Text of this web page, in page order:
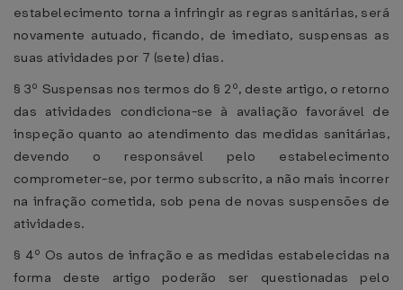
estabelecimento torna a infringir as regras sanitárias, será
novamente autuado, ficando, de imediato, suspensas as
suas atividades por 7 (sete) dias.
§ 3º Suspensas nos termos do § 2º, deste artigo, o retorno
das atividades condiciona-se à avaliação favorável de
inspeção quanto ao atendimento das medidas sanitárias,
devendo o responsável pelo estabelecimento
comprometer-se, por termo subscrito, a não mais incorrer
na infração cometida, sob pena de novas suspensões de
atividades.
§ 4º Os autos de infração e as medidas estabelecidas na
forma deste artigo poderão ser questionadas pelo